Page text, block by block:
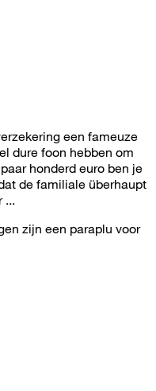
een fameuze
dure foon hebben om
honderd euro ben je
de familiale überhaupt
...
zijn een paraplu voor